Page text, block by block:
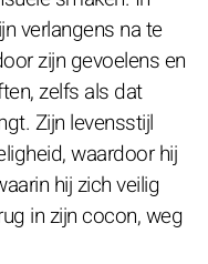
verlangens na te
zijn gevoelens en
zelfs als dat
Zijn levensstijl
waardoor hij
hij zich veilig
in zijn cocon, weg